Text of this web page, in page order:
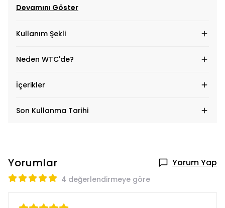
Devamını Göster
Kullanım Şekli
Neden WTC'de?
İçerikler
Son Kullanma Tarihi
Yorumlar Yorum Yap
4 değerlendirmeye göre